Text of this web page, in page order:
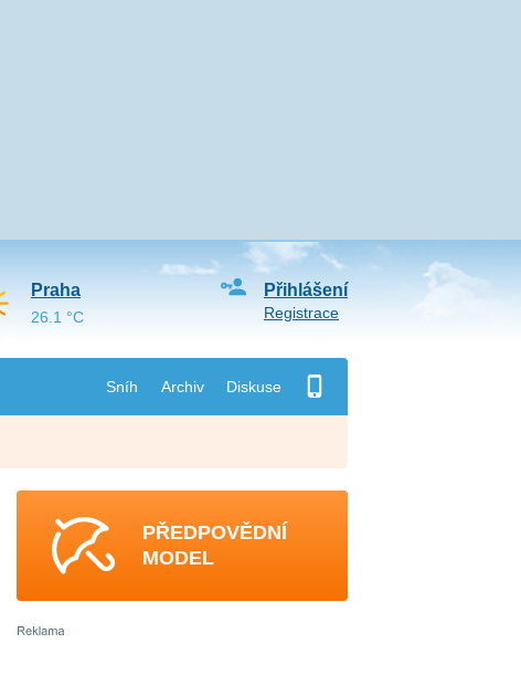
Sníh Archiv Diskuse
Přihlášení
Registrace
Praha
26.1 °C
PŘEDPOVĚDNÍ
MODEL